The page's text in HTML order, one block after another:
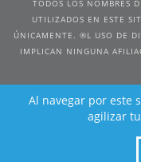
Al navegar por este
agilizar